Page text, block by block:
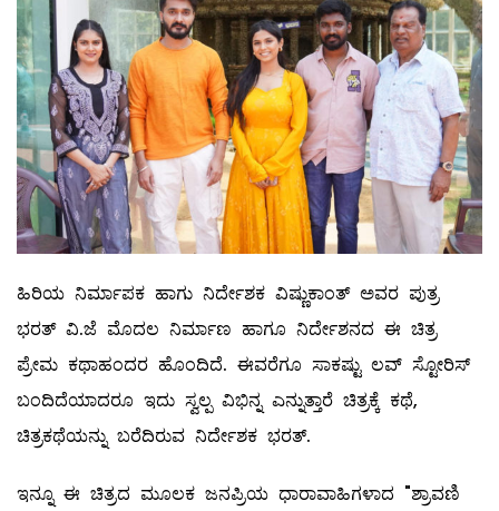
ಹಿರಿಯ ನಿರ್ಮಾಪಕ ಹಾಗು ನಿರ್ದೇಶಕ ವಿಷ್ಣುಕಾಂತ್ ಅವರ ಪುತ್ರ
ಭರತ್ ವಿ.ಜೆ‌ ಮೊದಲ ನಿರ್ಮಾಣ ಹಾಗೂ ನಿರ್ದೇಶನದ ಈ ಚಿತ್ರ
ಪ್ರೇಮ ಕಥಾಹಂದರ ಹೊಂದಿದೆ. ಈವರೆಗೂ ಸಾಕಷ್ಟು ಲವ್ ಸ್ಟೋರಿಸ್
ಬಂದಿದೆಯಾದರೂ ಇದು ಸ್ವಲ್ಪ ವಿಭಿನ್ನ ಎನ್ನುತ್ತಾರೆ ಚಿತ್ರಕ್ಕೆ ಕಥೆ,
ಚಿತ್ರಕಥೆಯನ್ನು ಬರೆದಿರುವ ನಿರ್ದೇಶಕ ಭರತ್.
ಇನ್ನೂ ಈ ಚಿತ್ರದ ಮೂಲಕ ಜನಪ್ರಿಯ ಧಾರಾವಾಹಿಗಳಾದ "ಶ್ರಾವಣಿ